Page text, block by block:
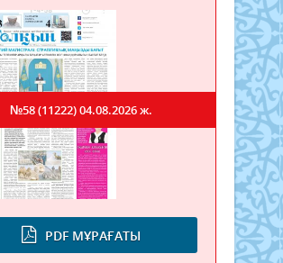
PDF МҰРАҒАТЫ
№58 (11222)04.08.2026 ж.